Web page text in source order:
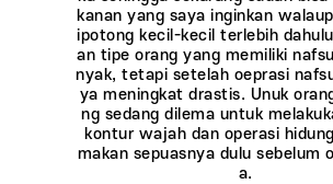
kanan yang saya inginkan
ipotong kecil-kecil terlebih
an tipe orang yang memiliki
nyak, tetapi setelah oeprasi
ya meningkat drastis. Unuk
ng sedang dilema untuk
kontur wajah dan operasi
makan sepuasnya dulu sebelum
a.